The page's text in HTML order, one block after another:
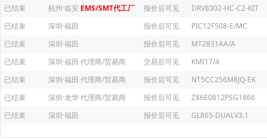
已结束
杭州·临安 EMS/SMT代工厂 报价后可见
DRV8302-HC-C2-KIT
已结束
深圳·福田 报价后可见
PIC12F508-E/MC
已结束
深圳·福田 报价后可见
MT2831AA/A
已结束
深圳·福田 代理商/贸易商 交易后可见
KMI17/4
已结束
深圳·福田 代理商/贸易商 报价后可见
NT5CC256M8JQ-EK
已结束
深圳·龙华代理商/贸易商 报价后可见
Z86E0812PSG1866
已结束
深圳·福田 报价后可见 GL865-DUALV3.1